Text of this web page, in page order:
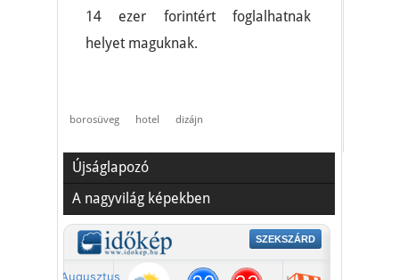
14 ezer forintért foglalhatnak
helyet maguknak.
borosüveg hotel dizájn
Újságlapozó
A nagyvilág képekben